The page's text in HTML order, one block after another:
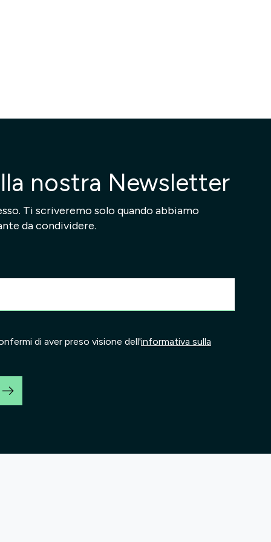
nostra Newsletter
Ti scriveremo solo quando abbiamo
da condividere.
di aver preso visione dell'informativa sulla